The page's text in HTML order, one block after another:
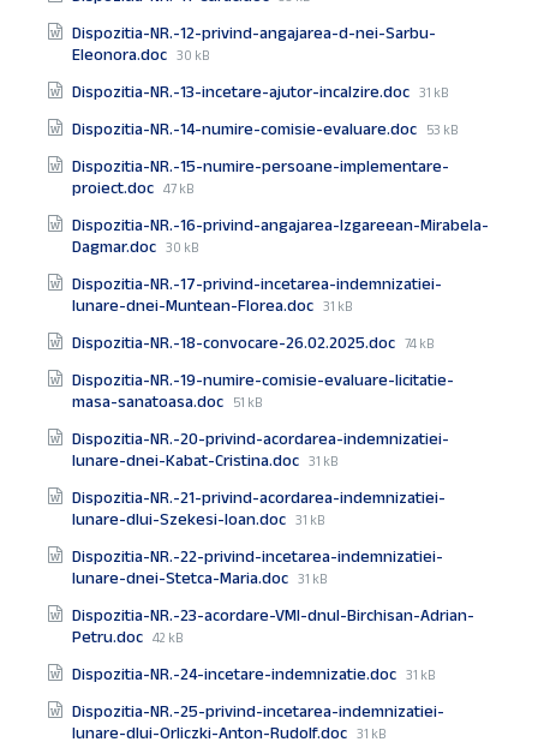
Dispozitia-NR.-12-privind-angajarea-d-nei-Sarbu-
Eleonora.doc File
30 kB
Dispozitia-NR.-13-incetare-ajutor-incalzire.doc File
31 kB
Dispozitia-NR.-14-numire-comisie-evaluare.doc File
53 kB
Dispozitia-NR.-15-numire-persoane-implementare-
proiect.doc File
47 kB
Dispozitia-NR.-16-privind-angajarea-Izgareean-Mirabela-
Dagmar.doc File
30 kB
Dispozitia-NR.-17-privind-incetarea-indemnizatiei-
lunare-dnei-Muntean-Florea.doc File
31 kB
Dispozitia-NR.-18-convocare-26.02.2025.doc File
74 kB
Dispozitia-NR.-19-numire-comisie-evaluare-licitatie-
masa-sanatoasa.doc File
51 kB
Dispozitia-NR.-20-privind-acordarea-indemnizatiei-
lunare-dnei-Kabat-Cristina.doc File
31 kB
Dispozitia-NR.-21-privind-acordarea-indemnizatiei-
lunare-dlui-Szekesi-Ioan.doc File
31 kB
Dispozitia-NR.-22-privind-incetarea-indemnizatiei-
lunare-dnei-Stetca-Maria.doc File
31 kB
Dispozitia-NR.-23-acordare-VMI-dnul-Birchisan-Adrian-
Petru.doc File
42 kB
Dispozitia-NR.-24-incetare-indemnizatie.doc File
31 kB
Dispozitia-NR.-25-privind-incetarea-indemnizatiei-
lunare-dlui-Orliczki-Anton-Rudolf.doc File
31 kB